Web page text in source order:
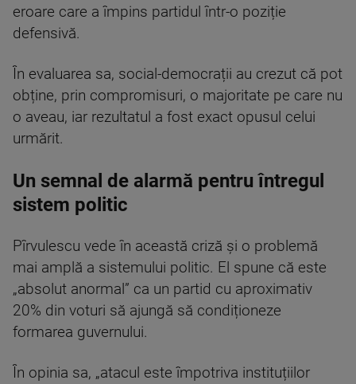
eroare care a împins partidul într-o poziție
defensivă.
În evaluarea sa, social-democrații au crezut că pot
obține, prin compromisuri, o majoritate pe care nu
o aveau, iar rezultatul a fost exact opusul celui
urmărit.
Un semnal de alarmă pentru întregul
sistem politic
Pîrvulescu vede în această criză și o problemă
mai amplă a sistemului politic. El spune că este
„absolut anormal” ca un partid cu aproximativ
20% din voturi să ajungă să condiționeze
formarea guvernului.
În opinia sa, „atacul este împotriva instituțiilor